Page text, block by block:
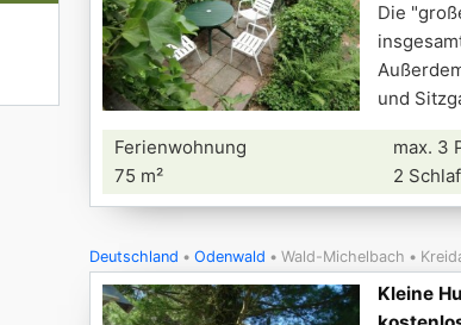
Die
und
Ferienwohnung
75 m²
max. 3
2
Deutschland Odenwald Wald-Michelbach
Kleine